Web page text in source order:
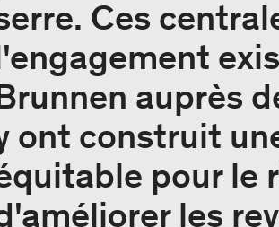
Ces
auprès
ont construit
pour le
les